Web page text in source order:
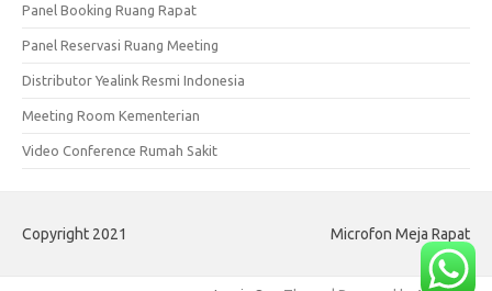
Panel Booking Ruang Rapat
Panel Reservasi Ruang Meeting
Distributor Yealink Resmi Indonesia
Meeting Room Kementerian
Video Conference Rumah Sakit
Copyright 2021 Microfon Meja Rapat